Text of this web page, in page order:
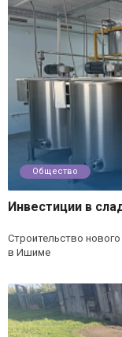
Общество
Инвестиции в
Строительство
в Ишиме